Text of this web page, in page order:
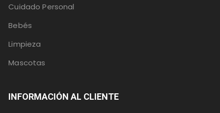
Cuidado Personal
Bebés
Limpieza
Mascotas
INFORMACIÓN AL CLIENTE